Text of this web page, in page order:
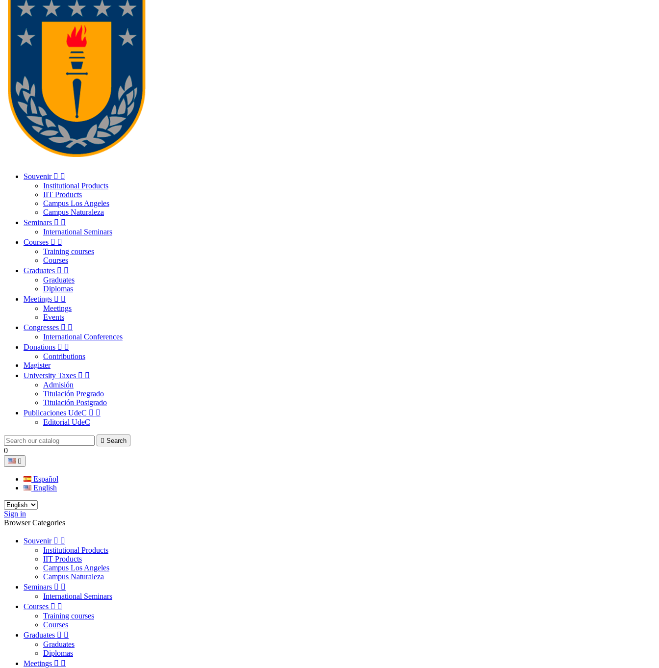
Souvenir  
Institutional Products
IIT Products
Campus Los Angeles
Campus Naturaleza
Seminars  
International Seminars
Courses  
Training courses
Courses
Graduates  
Graduates
Diplomas
Meetings  
Meetings
Events
Congresses  
International Conferences
Donations  
Contributions
Magister
University Taxes  
Admisión
Titulación Pregrado
Titulación Postgrado
Publicaciones UdeC  
Editorial UdeC
 Search
0

Español
English
Sign in
Browser Categories
Souvenir  
Institutional Products
IIT Products
Campus Los Angeles
Campus Naturaleza
Seminars  
International Seminars
Courses  
Training courses
Courses
Graduates  
Graduates
Diplomas
Meetings  